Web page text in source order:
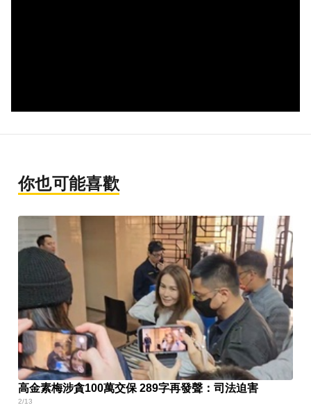
你也可能喜歡
高金素梅涉貪100萬交保 289字再發聲：司法迫害
2/13